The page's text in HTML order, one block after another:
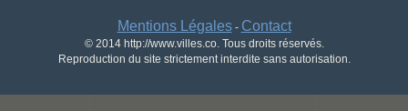
Mentions Légales- Contact
© 2014 http://www.villes.co. Tous droits réservés.
Reproduction du site strictement interdite sans autorisation.